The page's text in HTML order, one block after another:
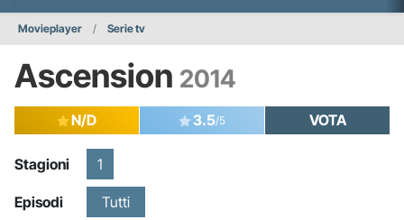
Movieplayer Serie tv
Ascension 2014
N/D 3.5/5 VOTA
Stagioni 1
Episodi Tutti